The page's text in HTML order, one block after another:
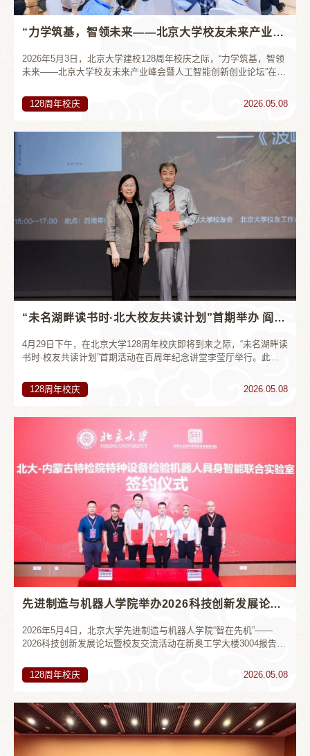
“力学筑基，智领未来——北京大学校友未来产业峰会暨人工智能创新创业论坛”举行
2026年5月3日，北京大学建校128周年校庆之际，“力学筑基，智领
未来——北京大学校友未来产业峰会暨人工智能创新创业论坛”在中
学与工程科学学院协办，北京大学科技开发部、北京大学创新创业
学院、势成资产、创客总部支持，北京大学校友青年CEO俱乐部、
汇聚400位学界专家、产业精英、校友企业家与投资领袖，...
128周年校庆 2026.05.08
“未名湖畔读书时·北大校友共读计划”首期举办 阎步克教授深度解读《波峰与波谷》
4月29日下午，在北京大学128周年校庆即将到来之际，“未名湖畔读
书时·校友共读计划”首期活动在百周年纪念讲堂李莹厅举行。此次
办，积极响应国家“推动全民阅读，建设书香社会”的号召，以阅读
联结校友、传承北大精神，营造回家的温暖与庄重氛围。活动特邀
校师生参加。...
128周年校庆 2026.05.08
先进制造与机器人学院举办2026科技创新发展论坛暨校友交流活动
2026年5月4日，北京大学先进制造与机器人学院“智在先机”——
2026科技创新发展论坛暨校友交流活动在新奥工学大楼3004报告厅
位校友及业界同仁，共同探讨科技创新与产业发展的融合路径。论
坛分别由学院党委副书记王新茹、创新教育中心主任张玺主持。学
已成为培育新质生产力、推动高质量发展的关键引擎。学院始终以
国家战略需求为导向，...
128周年校庆 2026.05.08